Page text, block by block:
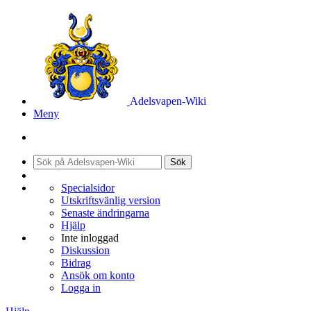
Adelsvapen-Wiki
Meny
Sök
Specialsidor
Utskriftsvänlig version
Senaste ändringarna
Hjälp
Inte inloggad
Diskussion
Bidrag
Ansök om konto
Logga in